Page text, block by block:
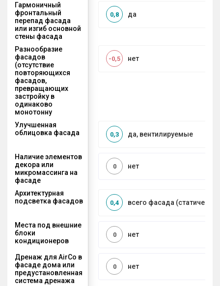
Гармоничный
фронтальный
перепад фасада
или изгиб основной
стены фасада
да
0,8
Разнообразие
фасадов
(отсутствие
повторяющихся
фасадов,
превращающих
застройку в
одинаково
монотонну
нет
-0,5
Улучшенная
облицовка фасада
да, вентилируемые
0,3
Наличие элементов
декора или
микромассинга на
фасаде
нет
0
Архитектурная
подсветка фасадов
всего фасада
0,4
Места под внешние
блоки
кондиционеров
нет
0
Дренаж для AirCo в
фасаде дома или
предустановленная
система дренажа
нет
0